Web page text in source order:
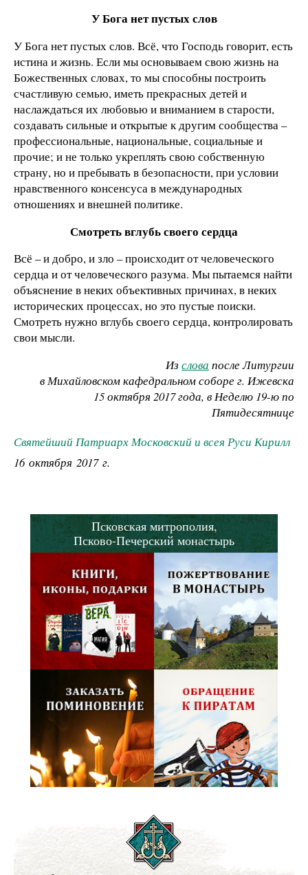
У Бога нет пустых слов
У Бога нет пустых слов. Всё, что Господь говорит, есть
истина и жизнь. Если мы основываем свою жизнь на
Божественных словах, то мы способны построить
счастливую семью, иметь прекрасных детей и
наслаждаться их любовью и вниманием в старости,
создавать сильные и открытые к другим сообщества –
профессиональные, национальные, социальные и
прочие; и не только укреплять свою собственную
страну, но и пребывать в безопасности, при условии
нравственного консенсуса в международных
отношениях и внешней политике.
Смотреть вглубь своего сердца
Всё – и добро, и зло – происходит от человеческого
сердца и от человеческого разума. Мы пытаемся найти
объяснение в неких объективных причинах, в неких
исторических процессах, но это пустые поиски.
Смотреть нужно вглубь своего сердца, контролировать
свои мысли.
Изслова после Литургии
в Михайловском кафедральном соборе г. Ижевска
15 октября 2017 года, в Неделю 19-ю по
Пятидесятнице
Святейший Патриарх Московский и всея Руси Кирилл
16 октября 2017 г.
Псковская митрополия,
Псково-Печерский монастырь